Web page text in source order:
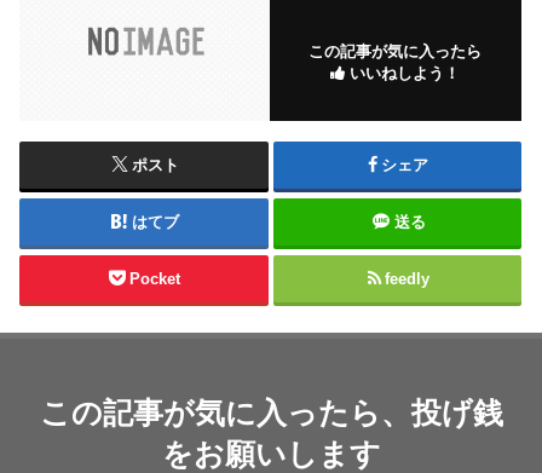
この記事が気に入ったら
いいねしよう！
ポスト シェア
はてブ 送る
Pocket feedly
この記事が気に入ったら、投げ銭
をお願いします